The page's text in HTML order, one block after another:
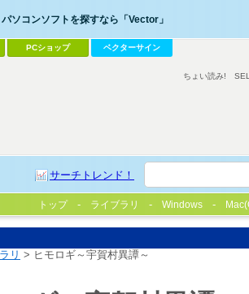
パソコンソフトを探すなら「Vector」
PCショップ ベクターサイン
サーチトレンド！
ちょい読み!
トップ ライブラリ Windows
リ > ヒモロギ～宇賀村異譚～